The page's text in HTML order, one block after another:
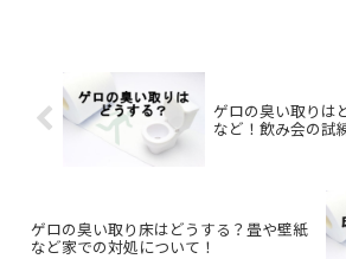
ゲロの臭い取りは
など！飲み会の試
ゲロの臭い取り床はどうする？畳や壁紙
など家での対処について！